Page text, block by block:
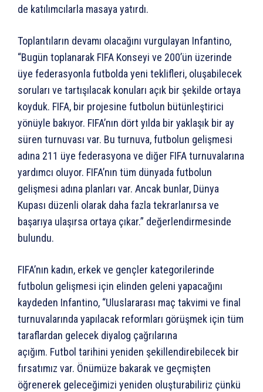
de katılımcılarla masaya yatırdı.
Toplantıların devamı olacağını vurgulayan Infantino,
“Bugün toplanarak FIFA Konseyi ve 200’ün üzerinde
üye federasyonla futbolda yeni teklifleri, oluşabilecek
soruları ve tartışılacak konuları açık bir şekilde ortaya
koyduk. FIFA, bir projesine futbolun bütünleştirici
yönüyle bakıyor. FIFA’nın dört yılda bir yaklaşık bir ay
süren turnuvası var. Bu turnuva, futbolun gelişmesi
adına 211 üye federasyona ve diğer FIFA turnuvalarına
yardımcı oluyor. FIFA’nın tüm dünyada futbolun
gelişmesi adına planları var. Ancak bunlar, Dünya
Kupası düzenli olarak daha fazla tekrarlanırsa ve
başarıya ulaşırsa ortaya çıkar.” değerlendirmesinde
bulundu.
FIFA’nın kadın, erkek ve gençler kategorilerinde
futbolun gelişmesi için elinden geleni yapacağını
kaydeden Infantino, “Uluslararası maç takvimi ve final
turnuvalarında yapılacak reformları görüşmek için tüm
taraflardan gelecek diyalog çağrılarına
açığım. Futbol tarihini yeniden şekillendirebilecek bir
fırsatımız var. Önümüze bakarak ve geçmişten
öğrenerek geleceğimizi yeniden oluşturabiliriz çünkü